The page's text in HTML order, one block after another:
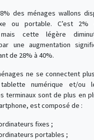
des ménages wallons
ou portable. C’est 2%
mais cette légère
une augmentation
de 28% à 40%.
ne se connectent
numérique et/ou
terminaux sont de plus en
est composé de :
fixes ;
portables ;